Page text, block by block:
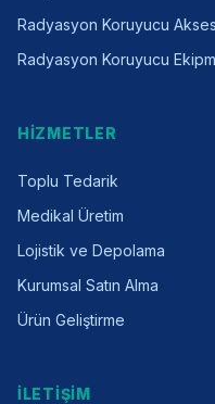
Radyasyon Koruyucu
Radyasyon Koruyucu
HİZMETLER
Toplu Tedarik
Medikal Üretim
Lojistik ve Depolama
Kurumsal Satın Alma
Ürün Geliştirme
İLETİŞİM